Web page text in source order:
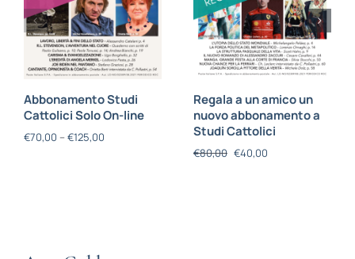
Abbonamento Studi
Cattolici Solo On-line
€70,00 – €125,00
Regala a un amico un
nuovo abbonamento a
Studi Cattolici
€80,00 €40,00